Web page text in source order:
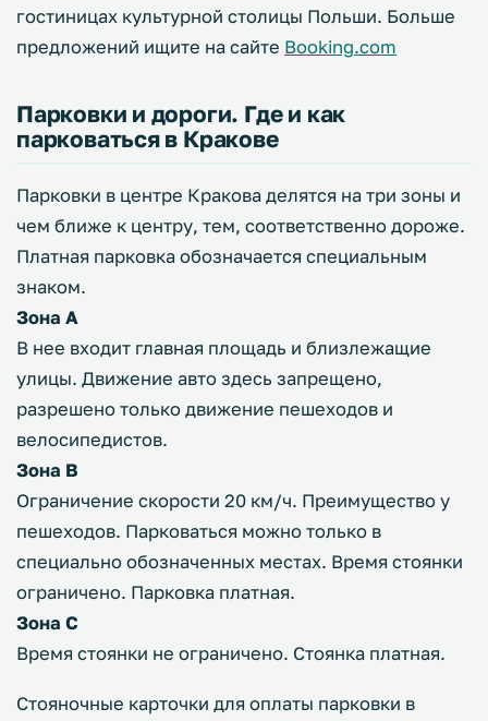
гостиницах культурной столицы Польши. Больше
предложений ищите на сайте Booking.com
Парковки и дороги. Где и как
парковаться в Кракове
Парковки в центре Кракова делятся на три зоны и
чем ближе к центру, тем, соответственно дороже.
Платная парковка обозначается специальным
знаком.
Зона А
В нее входит главная площадь и близлежащие
улицы. Движение авто здесь запрещено,
разрешено только движение пешеходов и
велосипедистов.
Зона В
Ограничение скорости 20 км/ч. Преимущество у
пешеходов. Парковаться можно только в
специально обозначенных местах. Время стоянки
ограничено. Парковка платная.
Зона С
Время стоянки не ограничено. Стоянка платная.
Стояночные карточки для оплаты парковки в